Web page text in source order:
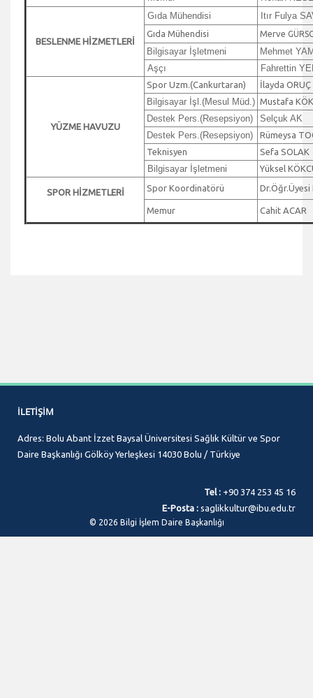
BESLENME HİZMETLERİ
Gıda Mühendisi Itır Fulya
Gıda Mühendisi Merve
Bilgisayar İşletmeni
Mehmet
Aşçı
Fahrettin
YÜZME HAVUZU
Spor Uzm.(Cankurtaran) İlayda ORUÇ
Bilgisayar İşl.(Mesul Müd.) Mustafa
Destek Pers.(Resepsiyon)
Selçuk AK
Destek Pers.(Resepsiyon)
Rümeysa
Teknisyen
Sefa SOLAK
Bilgisayar İşletmeni Yüksel
SPOR HİZMETLERİ Spor Koordinatörü Dr.Öğr.Üyesi
Memur Cahit ACAR
İLETIŞIM
Adres: Bolu Abant İzzet Baysal Üniversitesi Sağlık Kültür ve Spor
Daire Başkanlığı Gölköy Yerleşkesi 14030 Bolu / Türkiye
Tel : +90 374 253 45 16
E-Posta : saglikkultur@ibu.edu.tr
© 2026 Bilgi İşlem Daire Başkanlığı